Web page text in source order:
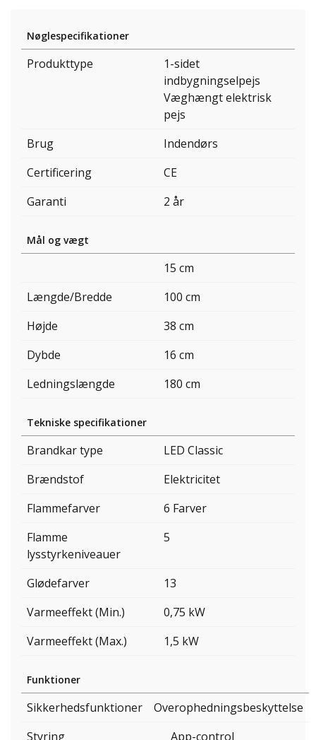
Nøglespecifikationer
Produkttype
1-sidet
indbygningselpejs
Væghængt elektrisk
pejs
Brug
Indendørs
Certificering
CE
Garanti
2 år
Mål og vægt
15 cm
Længde/Bredde
100 cm
Højde
38 cm
Dybde
16 cm
Ledningslængde
180 cm
Tekniske specifikationer
Brandkar type
LED Classic
Brændstof
Elektricitet
Flammefarver
6 Farver
Flamme
lysstyrkeniveauer
5
Glødefarver
13
Varmeeffekt (Min.)
0,75 kW
Varmeeffekt (Max.)
1,5 kW
Funktioner
Sikkerhedsfunktioner
Overophedningsbeskyttelse
Styring
App-control